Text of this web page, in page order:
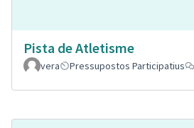
Pista de Atletisme
vera
Pressupostos Participatius